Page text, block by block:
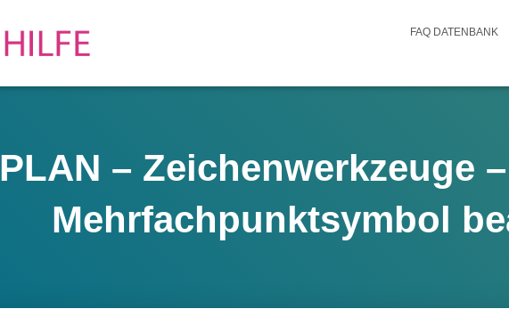
FAQ DATENBANK
PLAN – Zeichenwerkzeuge
Mehrfachpunktsymbol